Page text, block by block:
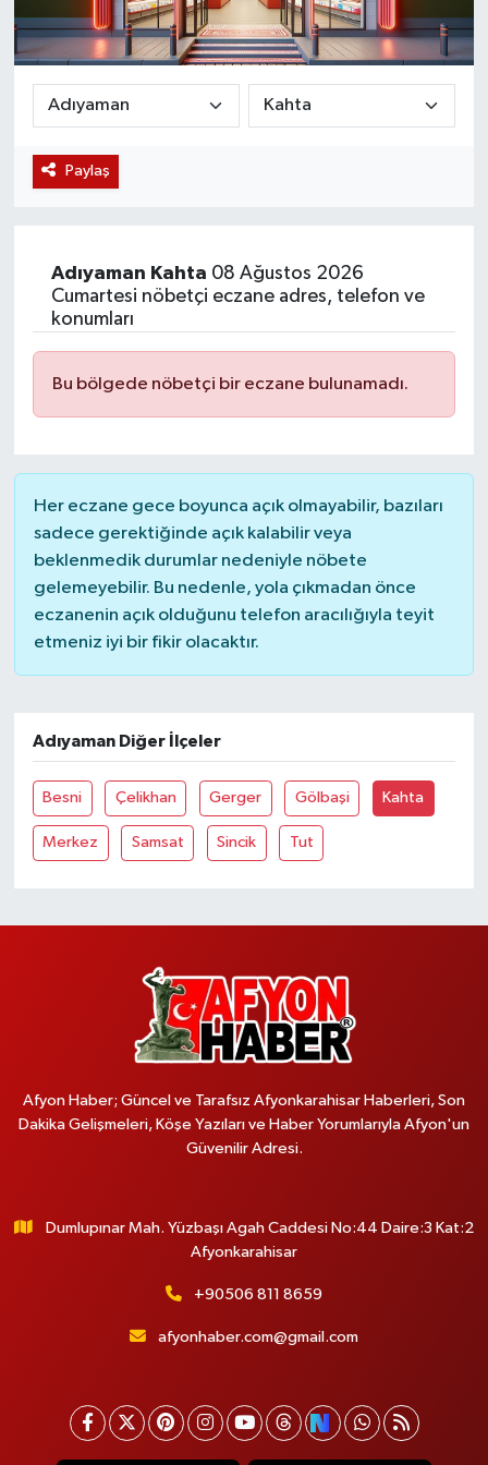
Paylaş
Adıyaman Kahta 08 Ağustos 2026
Cumartesi nöbetçi eczane adres, telefon ve
konumları
Bu bölgede nöbetçi bir eczane bulunamadı.
Her eczane gece boyunca açık olmayabilir, bazıları
sadece gerektiğinde açık kalabilir veya
beklenmedik durumlar nedeniyle nöbete
gelemeyebilir. Bu nedenle, yola çıkmadan önce
eczanenin açık olduğunu telefon aracılığıyla teyit
etmeniz iyi bir fikir olacaktır.
Adıyaman Diğer İlçeler
Besni Çelikhan Gerger Gölbaşi Kahta
Merkez Samsat Sincik Tut
Afyon Haber; Güncel ve Tarafsız Afyonkarahisar Haberleri, Son
Dakika Gelişmeleri, Köşe Yazıları ve Haber Yorumlarıyla Afyon'un
Güvenilir Adresi.
Dumlupınar Mah. Yüzbaşı Agah Caddesi No:44 Daire:3 Kat:2
Afyonkarahisar
+90506 811 8659
afyonhaber.com@gmail.com
Magazin
Etkinlikler